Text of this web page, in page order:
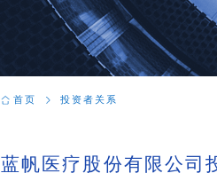
首页 投资者关系
蓝帆医疗股份有限公司